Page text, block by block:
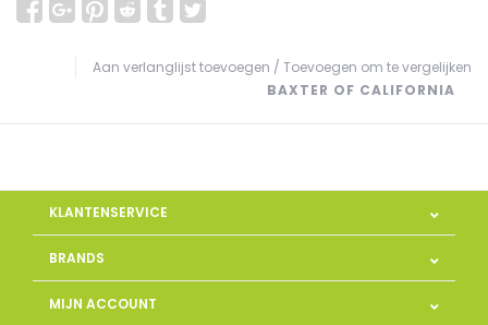
Aan verlanglijst toevoegen / Toevoegen om te vergelijken
BAXTER OF CALIFORNIA
KLANTENSERVICE
BRANDS
MIJN ACCOUNT